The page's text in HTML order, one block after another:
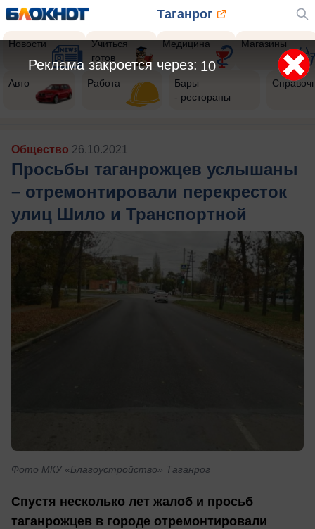
Таганрог
Новости
Учиться
готов
Медицина Магазины
Авто Работа
Бары
- рестораны
Общество 26.10.2021
Просьбы таганрожцев услышаны
– отремонтировали перекресток
улиц Шило и Транспортной
Фото МКУ «Благоустройство» Таганрог
Спустя несколько лет жалоб и просьб
таганрожцев в городе отремонтировали
7
Реклама закроется через: